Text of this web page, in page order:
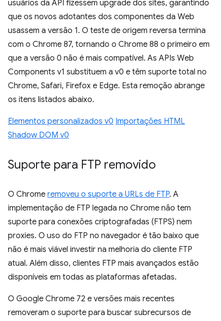
usuários da API fizessem upgrade dos sites, garantindo
que os novos adotantes dos componentes da Web
usassem a versão 1. O teste de origem reversa termina
com o Chrome 87, tornando o Chrome 88 o primeiro em
que a versão 0 não é mais compatível. As APIs Web
Components v1 substituem a v0 e têm suporte total no
Chrome, Safari, Firefox e Edge. Esta remoção abrange
os itens listados abaixo.
Elementos personalizados v0 Importações HTML
Shadow DOM v0
Suporte para FTP removido
O Chrome removeu o suporte a URLs de FTP. A
implementação de FTP legada no Chrome não tem
suporte para conexões criptografadas (FTPS) nem
proxies. O uso do FTP no navegador é tão baixo que
não é mais viável investir na melhoria do cliente FTP
atual. Além disso, clientes FTP mais avançados estão
disponíveis em todas as plataformas afetadas.
O Google Chrome 72 e versões mais recentes
removeram o suporte para buscar subrecursos de